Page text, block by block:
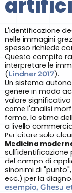
L'identificazione
nelle immagini
spesso richiede
Questo compito
interpretare le
(Lindner 2017).
Un sistema
genere in modo
valore
come l'analisi
forma, la stima
a livello
Per citare solo
Medicina
del campo di
sinonimi di
ecc.) per la
esempio, Ghesu